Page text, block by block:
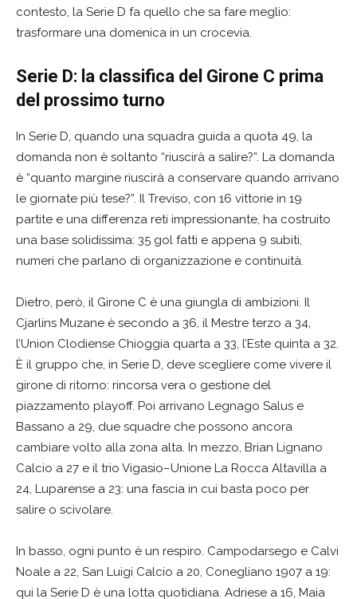
contesto, la Serie D fa quello che sa fare meglio:
trasformare una domenica in un crocevia.
Serie D: la classifica del Girone C prima
del prossimo turno
In Serie D, quando una squadra guida a quota 49, la
domanda non è soltanto “riuscirà a salire?”. La domanda
è “quanto margine riuscirà a conservare quando arrivano
le giornate più tese?”. Il Treviso, con 16 vittorie in 19
partite e una differenza reti impressionante, ha costruito
una base solidissima: 35 gol fatti e appena 9 subiti,
numeri che parlano di organizzazione e continuità.
Dietro, però, il Girone C è una giungla di ambizioni. Il
Cjarlins Muzane è secondo a 36, il Mestre terzo a 34,
l’Union Clodiense Chioggia quarta a 33, l’Este quinta a 32.
È il gruppo che, in Serie D, deve scegliere come vivere il
girone di ritorno: rincorsa vera o gestione del
piazzamento playoff. Poi arrivano Legnago Salus e
Bassano a 29, due squadre che possono ancora
cambiare volto alla zona alta. In mezzo, Brian Lignano
Calcio a 27 e il trio Vigasio–Unione La Rocca Altavilla a
24, Luparense a 23: una fascia in cui basta poco per
salire o scivolare.
In basso, ogni punto è un respiro. Campodarsego e Calvi
Noale a 22, San Luigi Calcio a 20, Conegliano 1907 a 19:
qui la Serie D è una lotta quotidiana. Adriese a 16, Maia